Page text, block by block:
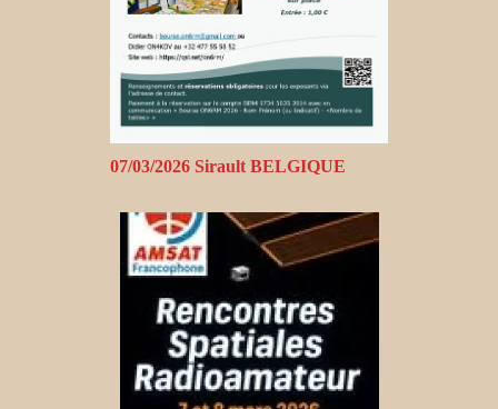
07/03/2026 Sirault BELGIQUE